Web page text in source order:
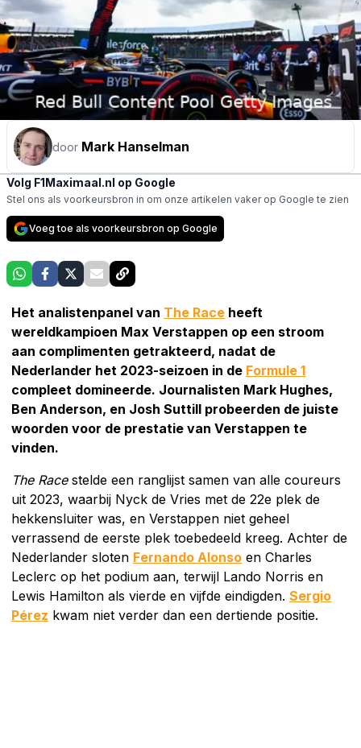
door Mark Hanselman
Volg F1Maximaal.nl op Google
Stel ons als voorkeursbron in om onze artikelen vaker op Google te zien
Voeg toe als voorkeursbron op Google
Het analistenpanel van The Race heeft
wereldkampioen Max Verstappen op een stroom
aan complimenten getrakteerd, nadat de
Nederlander het 2023-seizoen in de Formule 1
compleet domineerde. Journalisten Mark Hughes,
Ben Anderson, en Josh Suttill probeerden de juiste
woorden voor de prestatie van Verstappen te
vinden.
The Racestelde een ranglijst samen van alle coureurs
uit 2023, waarbij Nyck de Vries met de 22e plek de
hekkensluiter was, en Verstappen niet geheel
verrassend de eerste plek toebedeeld kreeg. Achter de
Nederlander sloten Fernando Alonso en Charles
Leclerc op het podium aan, terwijl Lando Norris en
Lewis Hamilton als vierde en vijfde eindigden. Sergio
Pérez kwam niet verder dan een dertiende positie.